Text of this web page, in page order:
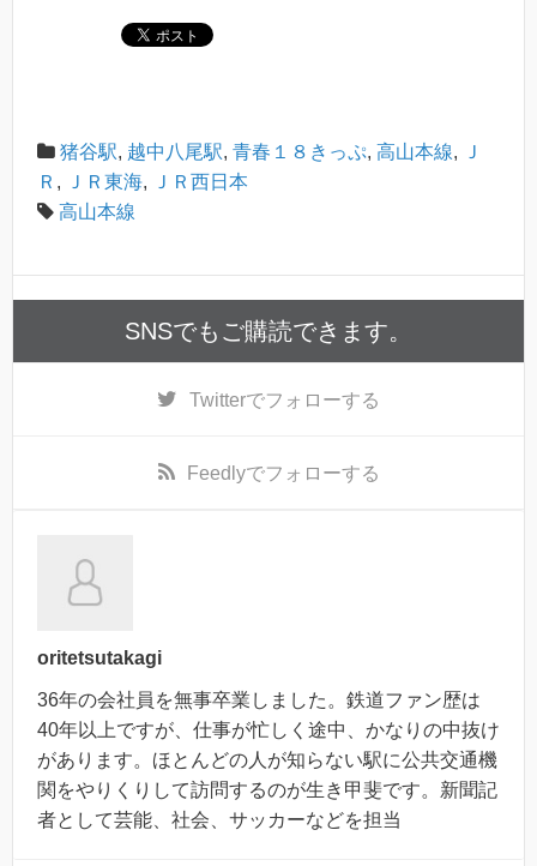
猪谷駅, 越中八尾駅, 青春１８きっぷ, 高山本線, Ｊ
Ｒ , ＪＲ東海, ＪＲ西日本
高山本線
SNSでもご購読できます。
Twitterでフォローする
Feedlyでフォローする
oritetsutakagi
36年の会社員を無事卒業しました。鉄道ファン歴は
40年以上ですが、仕事が忙しく途中、かなりの中抜け
があります。ほとんどの人が知らない駅に公共交通機
関をやりくりして訪問するのが生き甲斐です。新聞記
者として芸能、社会、サッカーなどを担当